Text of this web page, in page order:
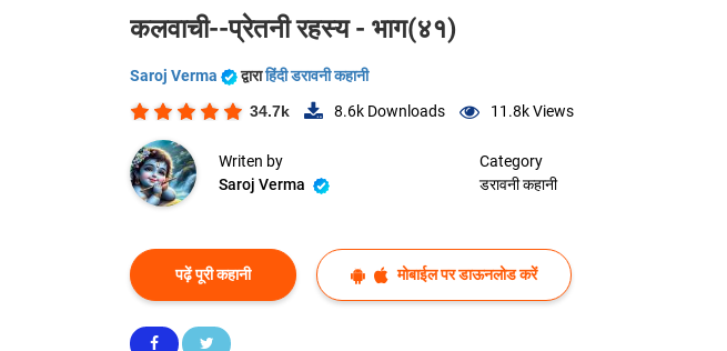
कलवाची--प्रेतनी रहस्य - भाग(४१)
Saroj Verma द्वाराहिंदी डरावनी कहानी
34.7k 8.6k Downloads 11.8kViews
Writen by
Saroj Verma
Category
डरावनी कहानी
पढ़ें पूरी कहानी मोबाईल पर डाऊनलोड करें